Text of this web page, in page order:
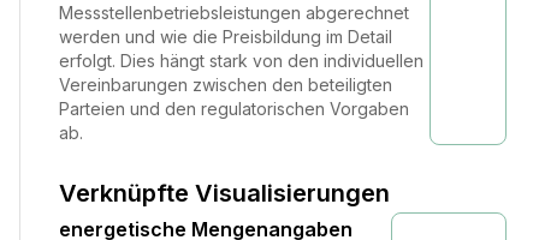
Messstellenbetriebsleistungen abgerechnet
werden und wie die Preisbildung im Detail
erfolgt. Dies hängt stark von den individuellen
Vereinbarungen zwischen den beteiligten
Parteien und den regulatorischen Vorgaben
ab.
Verknüpfte Visualisierungen
energetische Mengenangaben